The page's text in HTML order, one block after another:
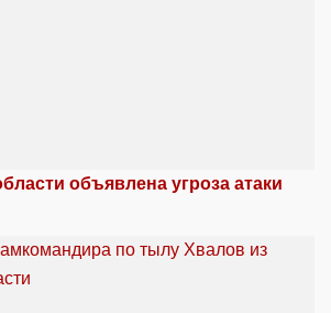
объявлена угроза атаки